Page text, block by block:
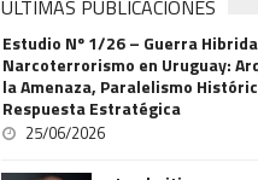
ÚLTIMAS PUBLICACIONES
Estudio Nº 1/26 – Guerra
Narcoterrorismo en Uruguay:
la Amenaza, Paralelismo
Respuesta Estratégica
25/06/2026